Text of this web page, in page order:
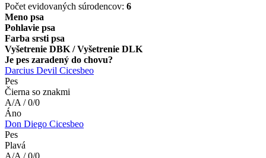
Počet evidovaných súrodencov: 6
Meno psa
Pohlavie psa
Farba srsti psa
Vyšetrenie DBK / Vyšetrenie DLK
Je pes zaradený do chovu?
Darcius Devil Cicesbeo
Pes
Čierna so znakmi
A/A / 0/0
Áno
Don Diego Cicesbeo
Pes
Plavá
A/A / 0/0